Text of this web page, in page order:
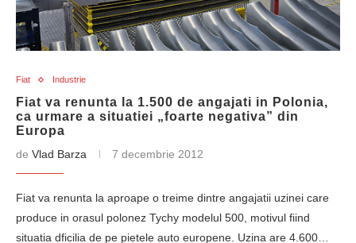
Fiat Industrie
Fiat va renunta la 1.500 de angajati in Polonia,
ca urmare a situatiei „foarte negativa” din
Europa
de Vlad Barza 7 decembrie 2012
Fiat va renunta la aproape o treime dintre angajatii uzinei care
produce in orasul polonez Tychy modelul 500, motivul fiind
situatia dficilia de pe pietele auto europene. Uzina are 4.600…